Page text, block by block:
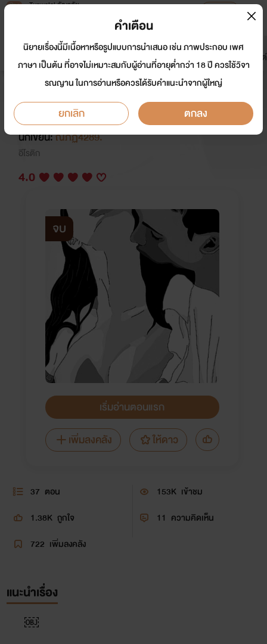
Tunwalai ธัญวลัย
หน้าแรก นิยาย อีบุ๊ก การ์ตูน
มาใหม่
ดรีมแชท ธัญลิสต์
อย่างป้าตัองยาปลุก(เซ็กซ์)++Nc
+18👅💋💦
นักเขียน:ณภฏ4289.
อีโรติก
4.0
จบ
เริ่มอ่านตอนแรก
เพิ่มลงคลัง
ให้ดาว
37 ตอน 153K เข้าชม
1.38K ถูกใจ 11 ความคิดเห็น
722 เพิ่มลงคลัง
แนะนำเรื่อง
￼
คำเตือน
นิยายเรื่องนี้มีเนื้อหาหรือรูปแบบการนำเสนอ เช่น ภาพประกอบ เพศ
ภาษา เป็นต้น ที่อาจไม่เหมาะสมกับผู้อ่านที่อายุต่ำกว่า 18 ปี ควรใช้วิจา
รณญาน ในการอ่านหรือควรได้รับคำแนะนำจากผู้ใหญ่
ยกเลิก ตกลง